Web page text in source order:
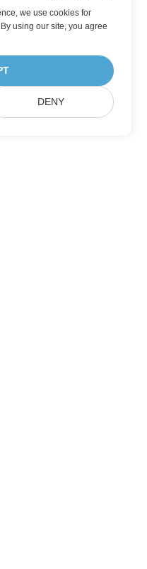
we use cookies for
using our site, you agree
DENY